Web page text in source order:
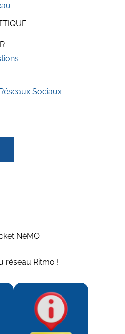
Sociaux
NéMO
réseau Ritmo !